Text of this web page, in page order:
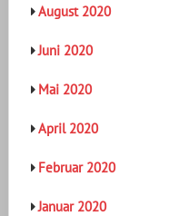
August 2020
Juni 2020
Mai 2020
April 2020
Februar 2020
Januar 2020